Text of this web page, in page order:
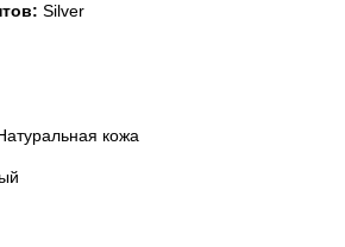
Silver
кожа